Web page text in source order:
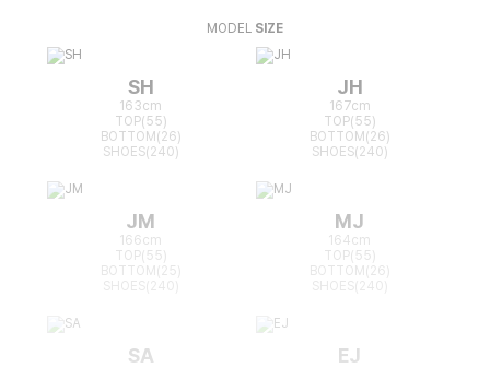
MODEL SIZE
SH
163cm
TOP(55)
BOTTOM(26)
SHOES(240)
JH
167cm
TOP(55)
BOTTOM(26)
SHOES(240)
JM
166cm
TOP(55)
BOTTOM(25)
MJ
164cm
TOP(55)
BOTTOM(26)
SA EJ